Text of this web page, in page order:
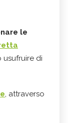
le
usufruire di
, attraverso